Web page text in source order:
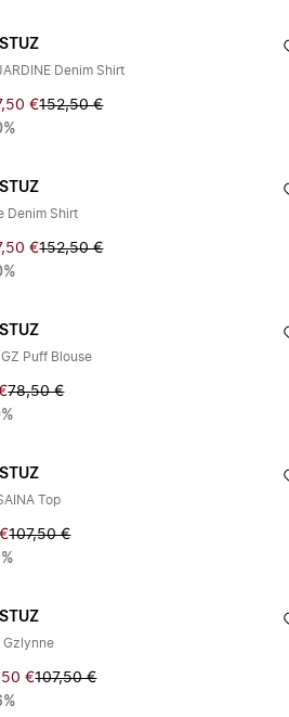
Denim Shirt
€152,50 €
Denim Shirt
€152,50 €
Puff Blouse
78,50 €
Top
107,50 €
Gzlynne
€107,50 €